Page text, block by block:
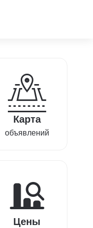
Карта
объявлений
Цены